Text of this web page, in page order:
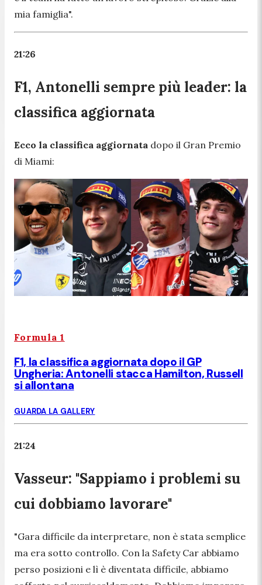
mia famiglia".
21:26
F1, Antonelli sempre più leader: la
classifica aggiornata
Ecco la classifica aggiornata dopo il Gran Premio
di Miami:
Formula 1
F1, la classifica aggiornata dopo il GP
Ungheria: Antonelli stacca Hamilton, Russell
si allontana
GUARDA LA GALLERY
21:24
Vasseur: "Sappiamo i problemi su
cui dobbiamo lavorare"
"Gara difficile da interpretare, non è stata semplice
ma era sotto controllo. Con la Safety Car abbiamo
perso posizioni e lì è diventata difficile, abbiamo